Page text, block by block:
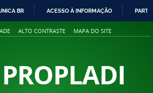
PARA
BR ACESSO À INFORMAÇÃO
ALTO CONTRASTE MAPA DO SITE
PROPLADI